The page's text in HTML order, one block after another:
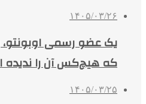
۱۴۰۵/۰۳/۲۶
یک عضو رسمی
که هیچ‌کس آن را
۱۴۰۵/۰۳/۲۵